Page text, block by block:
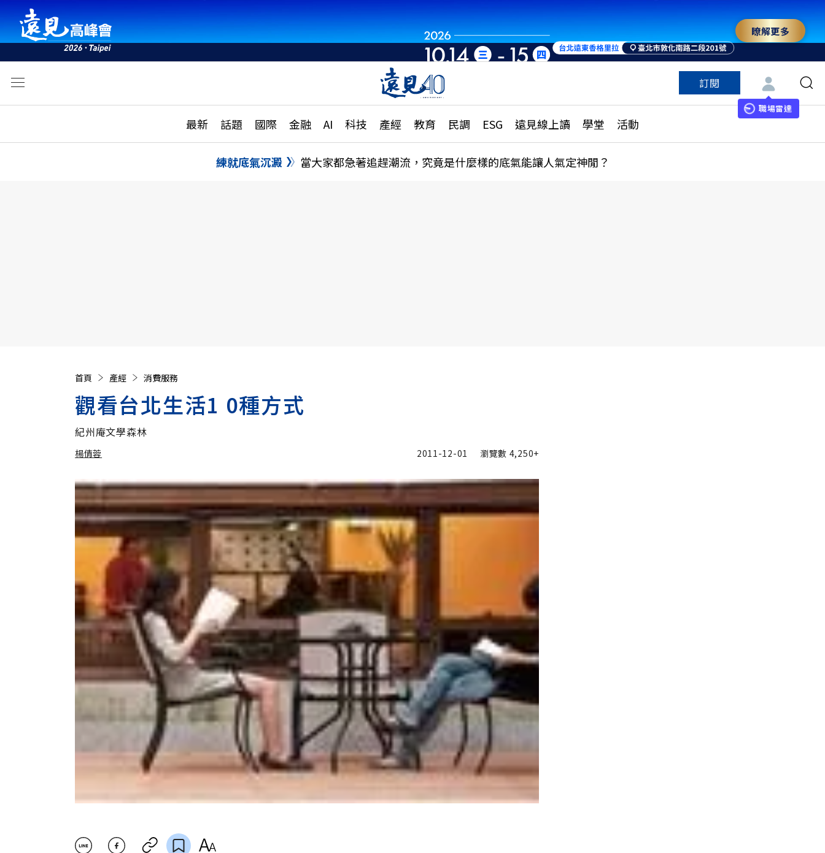
世界重組・洞見未來 與世界領袖同行
瞭解更多
訂閱
職場雷達
最新 話題 國際 金融 AI 科技 產經 教育 民調 ESG 遠見線上讀 學堂 活動
活動
話題
國際
特輯
大學升學、職涯攻略
縣市施政調查全解析
民調
更多訂閱方案
特色頻道
練就底氣沉澱 當大家都急著追趕潮流，究竟是什麼樣的底氣能讓人氣定神閒？
首頁 產經 消費服務
觀看台北生活1 0種方式
紀州庵文學森林
楊倩蓉
楊倩蓉 加入追蹤
2011-12-01 瀏覽數 4,250+